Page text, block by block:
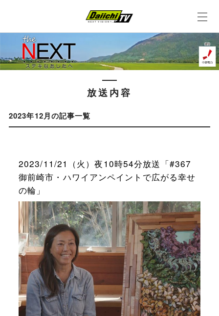
放送内容
2023年12月の記事一覧
2023/11/21（火）夜10時54分放送「#367
御前崎市・ハワイアンペイントで広がる幸せ
の輪」